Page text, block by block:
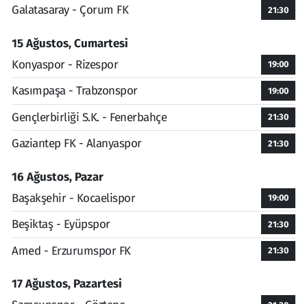
Galatasaray - Çorum FK
21:30
15 Ağustos, Cumartesi
Konyaspor - Rizespor
19:00
Kasımpaşa - Trabzonspor 19:00
Gençlerbirliği S.K. - Fenerbahçe 21:30
Gaziantep FK - Alanyaspor 21:30
16 Ağustos, Pazar
Başakşehir - Kocaelispor
19:00
Beşiktaş - Eyüpspor 21:30
Amed - Erzurumspor FK 21:30
17 Ağustos, Pazartesi